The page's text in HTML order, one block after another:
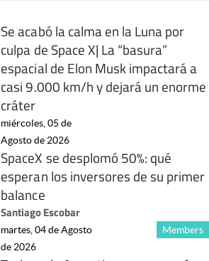
Se acabó la calma en la Luna por
culpa de Space X| La “basura”
espacial de Elon Musk impactará a
casi 9.000 km/h y dejará un enorme
cráter
miércoles, 05 de
Agosto de 2026
SpaceX se desplomó 50%: qué
esperan los inversores de su primer
balance
Santiago Escobar
Members
martes, 04 de Agosto
de 2026